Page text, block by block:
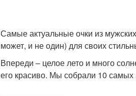
Самые актуальные очки из
может, и не один) для своих
Впереди – целое лето и много
его красиво. Мы собрали 10 самых